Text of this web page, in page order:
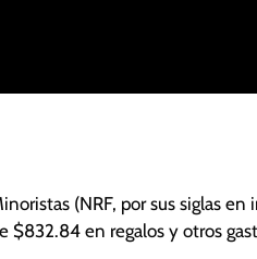
de la fiesta de Navidad, la
(NRF, por sus siglas
$832.84 en regalos y otros